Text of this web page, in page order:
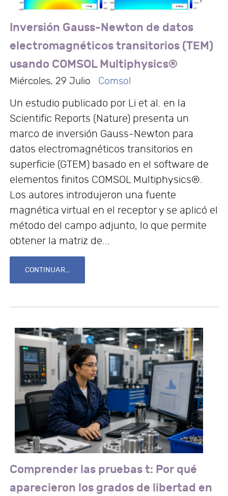
Inversión Gauss-Newton de datos
electromagnéticos transitorios (TEM)
usando COMSOL Multiphysics®
Miércoles, 29 Julio Comsol
Un estudio publicado por Li et al. en la
Scientific Reports (Nature) presenta un
marco de inversión Gauss-Newton para
datos electromagnéticos transitorios en
superficie (GTEM) basado en el software de
elementos finitos COMSOL Multiphysics®.
Los autores introdujeron una fuente
magnética virtual en el receptor y se aplicó el
método del campo adjunto, lo que permite
obtener la matriz de...
CONTINUAR...
Comprender las pruebas t: Por qué
aparecieron los grados de libertad en